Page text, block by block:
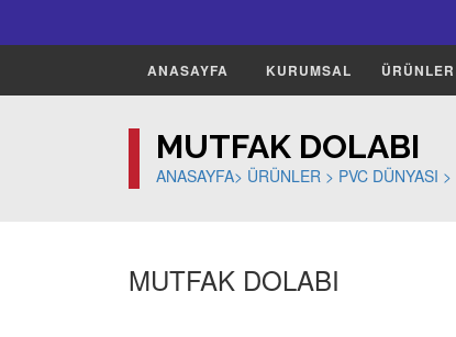
ANASAYFA KURUMSAL ÜRÜNLER
MUTFAK DOLABI
ANASAYFA> ÜRÜNLER > PVC DÜNYASI >
MUTFAK DOLABI